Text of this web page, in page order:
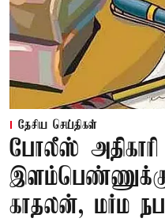
தேசிய செய்திகள்
போலீஸ்
காதலன், மர்ம